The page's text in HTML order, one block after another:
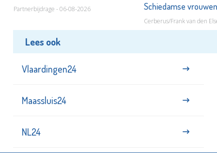
Partnerbijdrage - 06-08-2026
Schiedamse
Cerberus/Frank van den
Lees ook
Vlaardingen24
Maassluis24
NL24